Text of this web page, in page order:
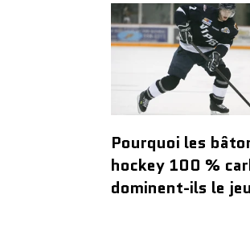
Pourquoi les
hockey 100 %
dominent-ils le